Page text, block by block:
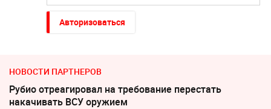
Авторизоваться
НОВОСТИ ПАРТНЕРОВ
Рубио отреагировал на требование перестать
накачивать ВСУ оружием